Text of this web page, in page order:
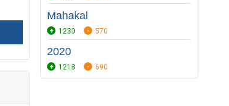
Mahakal
1230 570
2020
1218 690